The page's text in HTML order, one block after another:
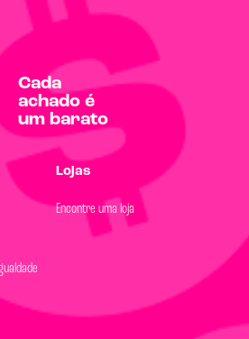
Cada
achado é
um barato
Lojas
Encontre uma loja